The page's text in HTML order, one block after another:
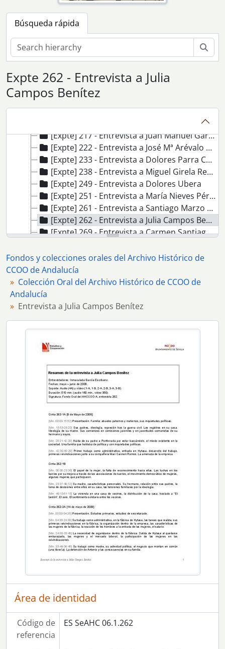
Búsqueda rápida
Expte 262 - Entrevista a Julia
Campos Benítez
[Expte] 170 - Entrevista a Francisco Cuadrado Lagares
[Expte] 171 - Entrevista a Rafael García Contreras
[Expte] 172 - Entrevista a Luis Santos Peraza
[Expte] 176 - Entrevista a Ana Claro Fuentes
[Expte] 178 - Entrevista a Mª Rosa Gamero del Moral
[Expte] 189 - Entrevista a Mercedes Liranzo Hernández
[Expte] 190 - Entrevista a Manuel Sánchez Puig
[Expte] 191 - Entrevista a José Mª Rangel Pérez
[Expte] 192 - Entrevista a Josefa Verano Martínez
[Expte] 196 - Entrevista a Jaime Montes Muñoz
[Expte] 204 - Entrevista Rodolfo Martagón Ruiz
[Expte] 217 - Entrevista a Juan Manuel García Rodríguez-Almansa
[Expte] 222 - Entrevista a José Mª Arévalo Ruiz
[Expte] 233 - Entrevista a Dolores Parra Chica
[Expte] 238 - Entrevista a Miguel Girela Reyes
[Expte] 249 - Entrevista a Dolores Ubera
[Expte] 251 - Entrevista a María Nieves Pérez Almero
[Expte] 261 - Entrevista a Santiago Marzo Caballero
[Expte] 262 - Entrevista a Julia Campos Benítez
[Expte] 269 - Entrevista a Carmen Santiago Vallecillo
[Expte] 277 - Entrevista a Mª del Carmen García Lérida
[Expte] 278 - Entrevista a Julia Gómez del Sol
[Expte] 288 - Entrevista a Isabel Grande Ruth
[Expte] 306 - Entrevista a Alegría Esquinaldo Díaz
[Expte] 341 - Entrevista a Victoria Lobato Barragán
[Expte] 364 - Entrevista a Charo Nuñez
[Expte] 378 - Entrevista a Emma Castro Iglesias
[Expte] 405 - Entrevista a Reyes Cárdenas Ocaña
[Expte] 406 - Entrevista a Dolores Sanisidro Pose
[Expte] 408 - Entrevista a Consuelo Revilla Delgado
[Expte] 409 - Entrevista a María Luisa Madrera Parejo
[Expte] 410 - Entrevista a Cándido Jiménez Sánchez
[Expte] 411 - Entrevista a Jose Francisco Gutiérrez Rodriguez
[Expte] 412 - Entrevista a Pedro Francisco Baldó Vizcaíno
[Expte] 413 - Entrevista a Paqui Andújar Rodríguez
Fondos y colecciones orales del Archivo Histórico de
CCOO de Andalucía
Colección Oral del Archivo Histórico de CCOO de
Andalucía
Entrevista a Julia Campos Benítez
Área de identidad
Código de
referencia
ES SeAHC 06.1.262